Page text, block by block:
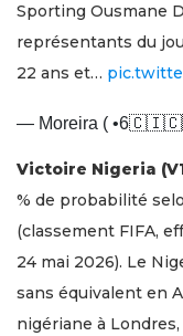
Sporting Ousmane
représentants du
22 ans et…
— Moreira (
Victoire Nigeria
% de probabilité
(classement FIFA,
24 mai 2026). Le
sans équivalent en
nigériane à